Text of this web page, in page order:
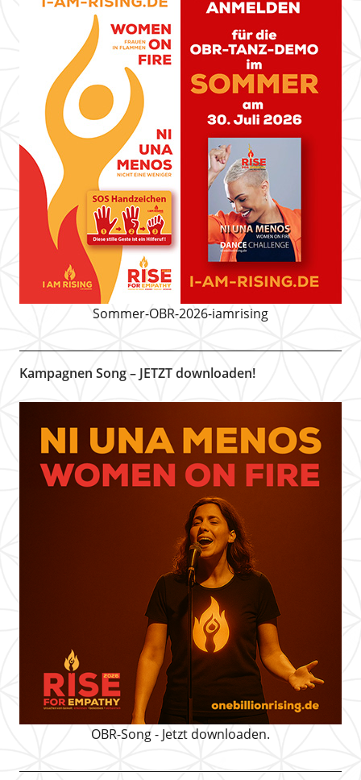
Sommer-OBR-2026-iamrising
Kampagnen Song – JETZT downloaden!
OBR-Song - Jetzt downloaden.